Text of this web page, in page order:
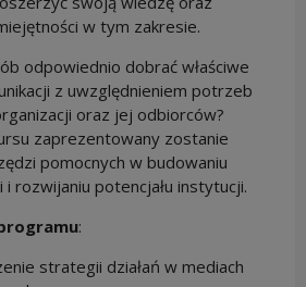
w tym zakresie.
odpowiednio dobrać właściwe
z uwzględnieniem potrzeb
oraz jej odbiorców?
zaprezentowany zostanie
pomocnych w budowaniu
i rozwijaniu potencjału instytucji.
:
strategii działań w mediach